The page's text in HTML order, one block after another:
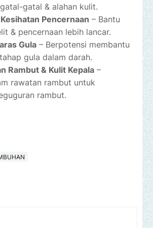
gatal & alahan kulit.
Pencernaan – Bantu
& pencernaan lebih lancar.
Gula – Berpotensi membantu
gula dalam darah.
Rambut & Kulit Kepala –
rawatan rambut untuk
rambut.